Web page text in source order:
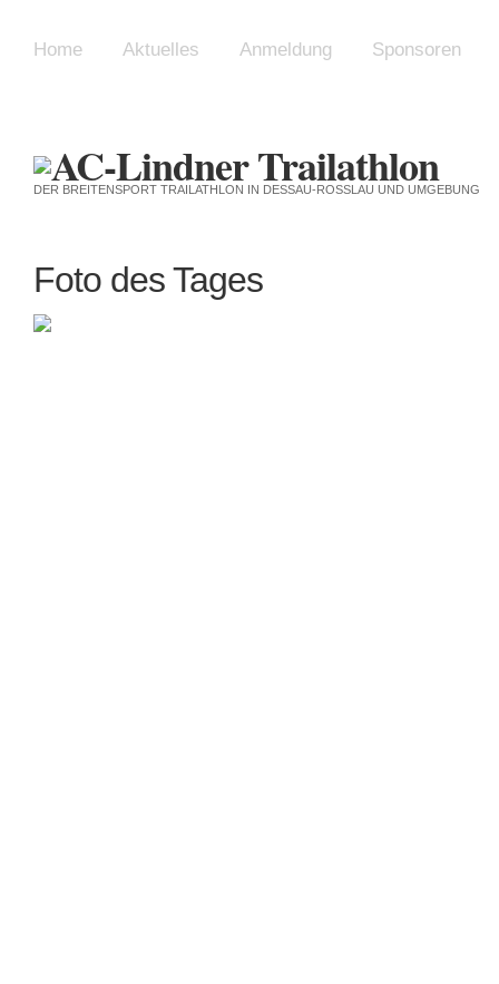
DER BREITENSPORT TRAILATHLON IN DESSAU-ROSSLAU UND UMGEBUNG
Home Aktuelles Anmeldung Sponsoren
Foto des Tages